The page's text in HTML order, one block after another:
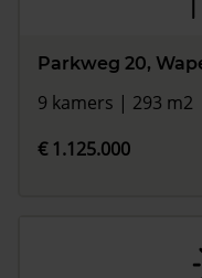
Parkweg 20,
9 kamers | 293 m2
€ 1.125.000